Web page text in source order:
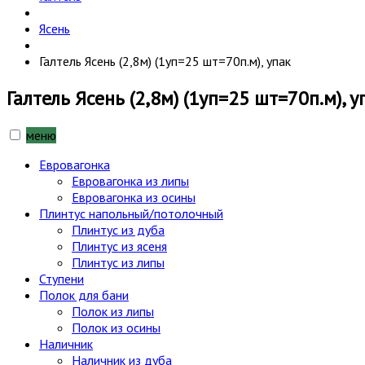
Ясень
Галтель Ясень (2,8м) (1уп=25 шт=70п.м), упак
Галтель Ясень (2,8м) (1уп=25 шт=70п.м),
меню
Евровагонка
Евровагонка из липы
Евровагонка из осины
Плинтус напольный/потолочный
Плинтус из дуба
Плинтус из ясеня
Плинтус из липы
Ступени
Полок для бани
Полок из липы
Полок из осины
Наличник
Наличник из дуба